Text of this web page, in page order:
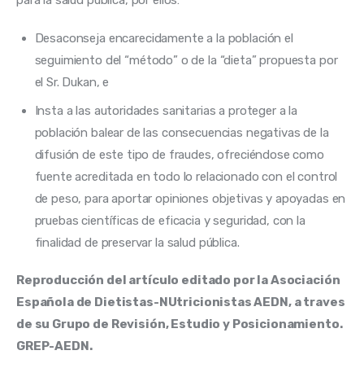
Desaconseja encarecidamente a la población el
seguimiento del “método” o de la “dieta” propuesta por
el Sr. Dukan, e
Insta a las autoridades sanitarias a proteger a la
población balear de las consecuencias negativas de la
difusión de este tipo de fraudes, ofreciéndose como
fuente acreditada en todo lo relacionado con el control
de peso, para aportar opiniones objetivas y apoyadas en
pruebas científicas de eficacia y seguridad, con la
finalidad de preservar la salud pública.
Reproducción del artículo editado por la Asociación
Española de Dietistas-NUtricionistas AEDN, a traves
de su Grupo de Revisión, Estudio y Posicionamiento.
GREP-AEDN.